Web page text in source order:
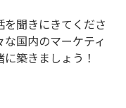
聞きにきてくださ
国内のマーケティ
築きましょう！